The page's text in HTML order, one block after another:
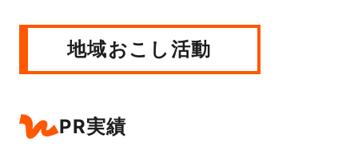
地域おこし活動
PR実績